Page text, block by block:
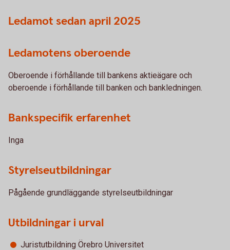
Ledamot sedan april 2025
Ledamotens oberoende
Oberoende i förhållande till bankens aktieägare och
oberoende i förhållande till banken och bankledningen.
Bankspecifik erfarenhet
Inga
Styrelseutbildningar
Pågående grundläggande styrelseutbildningar
Utbildningar i urval
Juristutbildning Örebro Universitet